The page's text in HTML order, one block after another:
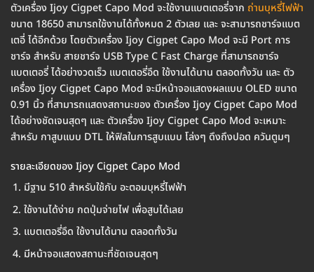
ตัวเครื่อง Ijoy Cigpet Capo Mod จะใช้งานแบตเตอรี่จาก ถ่านบุหรี่ไฟฟ้า
ขนาด 18650 สามารถใช้งานได้ทั้งหมด 2 ตัวเลย และ จะสามารถชาร์จแบต
เตอี่ ได้อีกด้วย โดยตัวเครื่อง Ijoy Cigpet Capo Mod จะมี Port การ
ชาร์จ สำหรับ สายชาร์จ USB Type C Fast Charge ที่สามารถชาร์จ
แบตเตอรี่ ได้อย่างวดเร็ว แบตเตอรี่อึด ใช้งานได้นาน ตลอดทั้งวัน และ ตัว
เครื่อง Ijoy Cigpet Capo Mod จะมีหน้าจอแสดงผลแบบ OLED ขนาด
0.91 นิ้ว ที่สามารถแสดงสถานะของ ตัวเครื่อง Ijoy Cigpet Capo Mod
ได้อย่างชัดเจนสุดๆ และ ตัวเครื่อง Ijoy Cigpet Capo Mod จะเหมาะ
สำหรับ กาสูบแบบ DTL ให้ฟิลในการสูบแบบ โล่งๆ ดึงถึงปอด ควันตูมๆ
รายละเอียดของ Ijoy Cigpet Capo Mod
มีฐาน 510 สำหรับใช้กับ อะตอมบุหรี่ไฟฟ้า
ใช้งานได้ง่าย กดปุ่มจ่ายไฟ เพื่อสูบได้เลย
แบตเตอรี่อึด ใช้งานได้นาน ตลอดทั้งวัน
มีหน้าจอแสดงสถานะที่ชัดเจนสุดๆ